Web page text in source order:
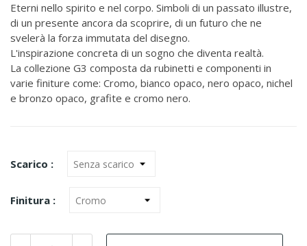
Eterni nello spirito e nel corpo. Simboli di un passato illustre,
di un presente ancora da scoprire, di un futuro che ne
svelerà la forza immutata del disegno.
L'inspirazione concreta di un sogno che diventa realtà.
La collezione G3 composta da rubinetti e componenti in
varie finiture come: Cromo, bianco opaco, nero opaco, nichel
e bronzo opaco, grafite e cromo nero.
Scarico :
Finitura :